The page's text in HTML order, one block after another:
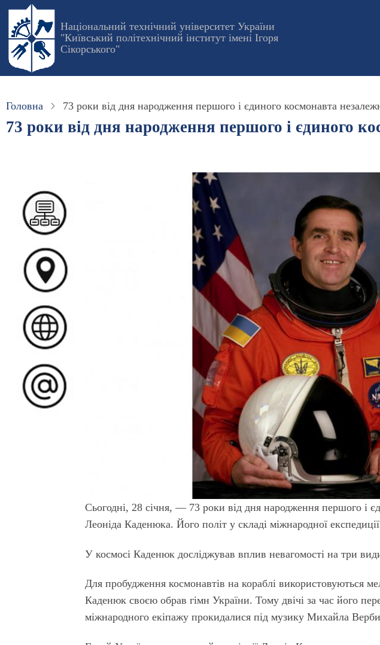
Перейти
основного
вмісту
Національний технічний університет України
"Київський політехнічний інститут імені Ігоря
Сікорського"
Головна 73 роки від дня народження першого і єдиного космонавта
73 роки від дня народження першого і єдиного
Сьогодні, 28 січня, — 73 роки від дня народження першого і
Леоніда Каденюка. Його політ у складі міжнародної
У космосі Каденюк досліджував вплив невагомості на три
Для пробудження космонавтів на кораблі використовуються
Каденюк своєю обрав гімн України. Тому двічі за час його
міжнародного екіпажу прокидалися під музику Михайла